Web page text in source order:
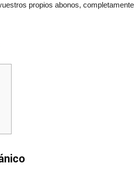
propios abonos, completamente